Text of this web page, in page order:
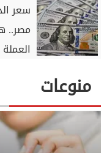
مصر..
منوعات